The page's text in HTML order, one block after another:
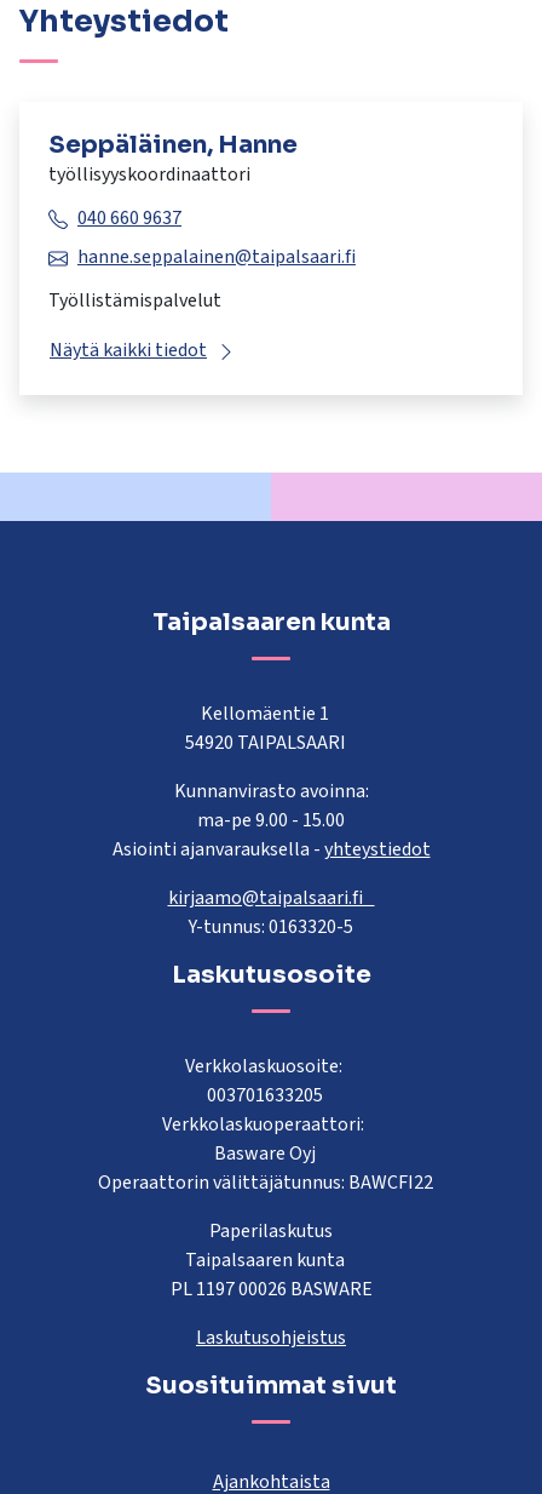
Yhteystiedot
Seppäläinen, Hanne
työllisyyskoordinaattori
040 660 9637
hanne.seppalainen@taipalsaari.fi
Työllistämispalvelut
Näytä kaikki tiedot
Taipalsaaren kunta
Kellomäentie 1
54920 TAIPALSAARI
Kunnanvirasto avoinna:
ma-pe 9.00 - 15.00
Asiointi ajanvarauksella -yhteystiedot
kirjaamo@taipalsaari.fi
Y-tunnus: 0163320-5
Laskutusosoite
Verkkolaskuosoite:
003701633205
Verkkolaskuoperaattori:
Basware Oyj
Operaattorin välittäjätunnus: BAWCFI22
Paperilaskutus
Taipalsaaren kunta
PL 1197 00026 BASWARE
Laskutusohjeistus
Suosituimmat sivut
Ajankohtaista